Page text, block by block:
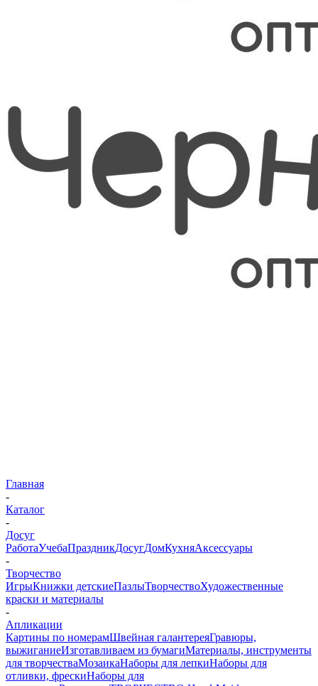
Главная
-
Каталог
-
Досуг
РаботаУчебаПраздникДосугДомКухняАксессуары
-
Творчество
ИгрыКнижки детскиеПазлыТворчествоХудожественные
краски и материалы
-
Апликации
Картины по номерамШвейная галантереяГравюры,
выжиганиеИзготавливаем из бумагиМатериалы, инструменты
для творчестваМозаикаНаборы для лепкиНаборы для
отливки, фрескиНаборы для